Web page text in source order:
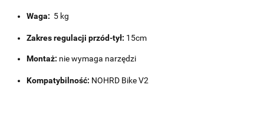
Waga: 5 kg
Zakres regulacji przód-tył: 15cm
Montaż: nie wymaga narzędzi
Kompatybilność: NOHRD Bike V2